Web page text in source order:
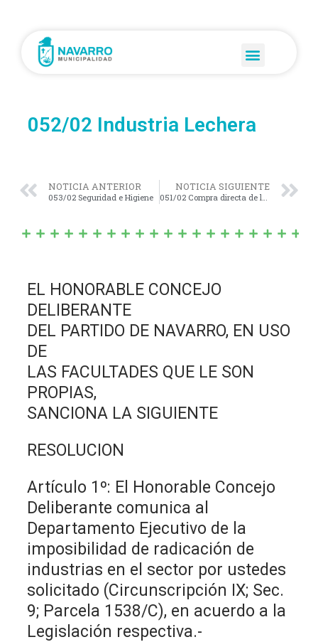
052/02 Industria Lechera
NOTICIA ANTERIOR
053/02 Seguridad e Higiene
NOTICIA SIGUIENTE
051/02 Compra directa de leche
EL HONORABLE CONCEJO
DELIBERANTE
DEL PARTIDO DE NAVARRO, EN USO
DE
LAS FACULTADES QUE LE SON
PROPIAS,
SANCIONA LA SIGUIENTE
RESOLUCION
Artículo 1º: El Honorable Concejo
Deliberante comunica al
Departamento Ejecutivo de la
imposibilidad de radicación de
industrias en el sector por ustedes
solicitado (Circunscripción IX; Sec.
9; Parcela 1538/C), en acuerdo a la
Legislación respectiva.-